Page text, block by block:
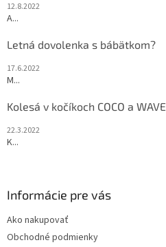
12.8.2022
A...
Letná dovolenka s bábätkom?
17.6.2022
M...
Kolesá v kočíkoch COCO a WAVE
22.3.2022
K...
Informácie pre vás
Ako nakupovať
Obchodné podmienky